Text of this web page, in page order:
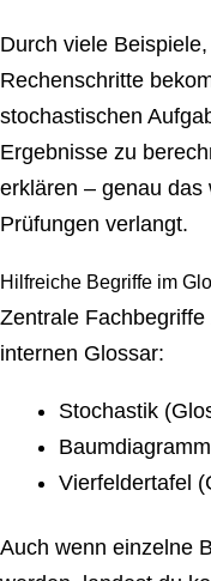
Durch viele
Rechenschritte
stochastischen
Ergebnisse zu
erklären – genau das
Prüfungen verlangt.
Hilfreiche Begriffe im
Zentrale
internen Glossar:
Stochastik
Vierfeldertafel
Auch wenn einzelne